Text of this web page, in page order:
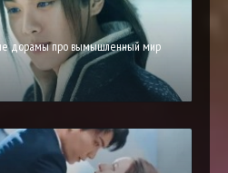
дорамы про вымышленный мир